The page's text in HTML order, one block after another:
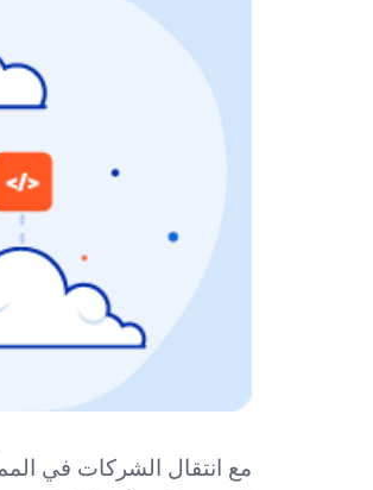
مع انتقال الشركات في